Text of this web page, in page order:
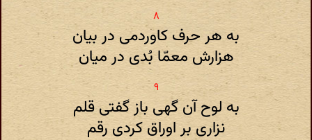
به هر حرف کاوردمی در بیان
هزارش معمّا بُدی در میان
به لوح آن گهی باز گفتی قلم
نزاری بر اوراق کردی رقم